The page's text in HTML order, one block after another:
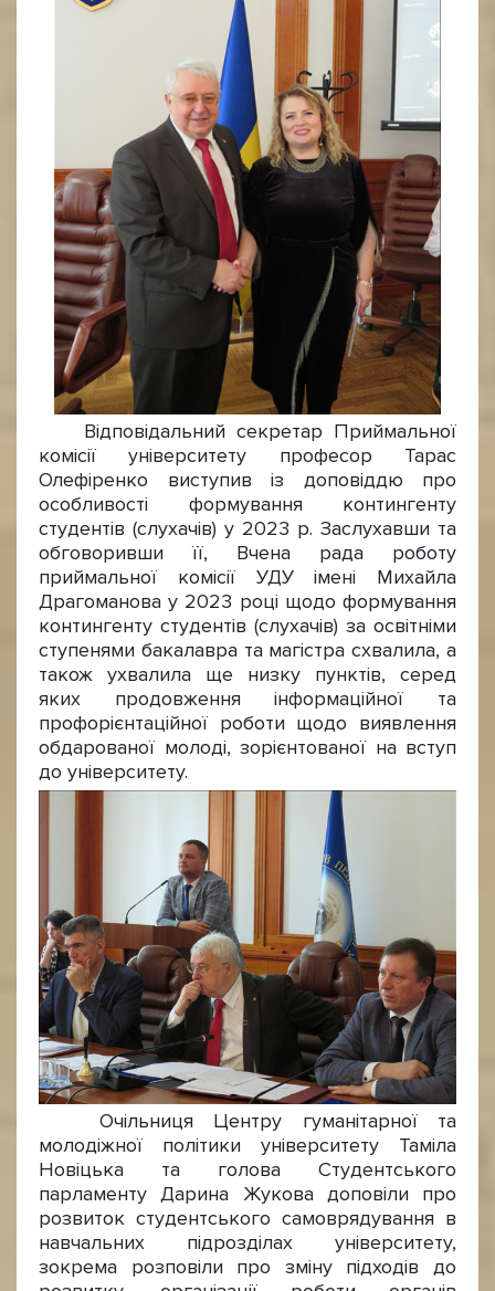
Відповідальний секретар Приймальної
комісії університету професор Тарас
Олефіренко виступив із доповіддю про
особливості формування контингенту
студентів (слухачів) у 2023 р. Заслухавши та
обговоривши її, Вчена рада роботу
приймальної комісії УДУ імені Михайла
Драгоманова у 2023 році щодо формування
контингенту студентів (слухачів) за освітніми
ступенями бакалавра та магістра схвалила, а
також ухвалила ще низку пунктів, серед
яких продовження інформаційної та
профорієнтаційної роботи щодо виявлення
обдарованої молоді, зорієнтованої на вступ
до університету.
Очільниця Центру гуманітарної та
молодіжної політики університету Таміла
Новіцька та голова Студентського
парламенту Дарина Жукова доповіли про
розвиток студентського самоврядування в
навчальних підрозділах університету,
зокрема розповіли про зміну підходів до